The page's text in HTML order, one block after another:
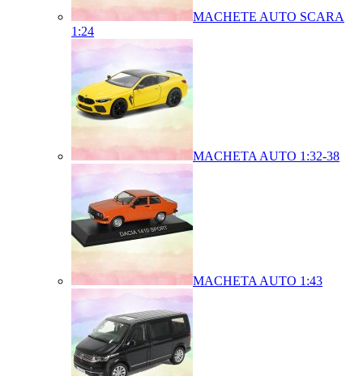
MACHETE AUTO SCARA
1:24
MACHETA AUTO 1:32-38
MACHETA AUTO 1:43